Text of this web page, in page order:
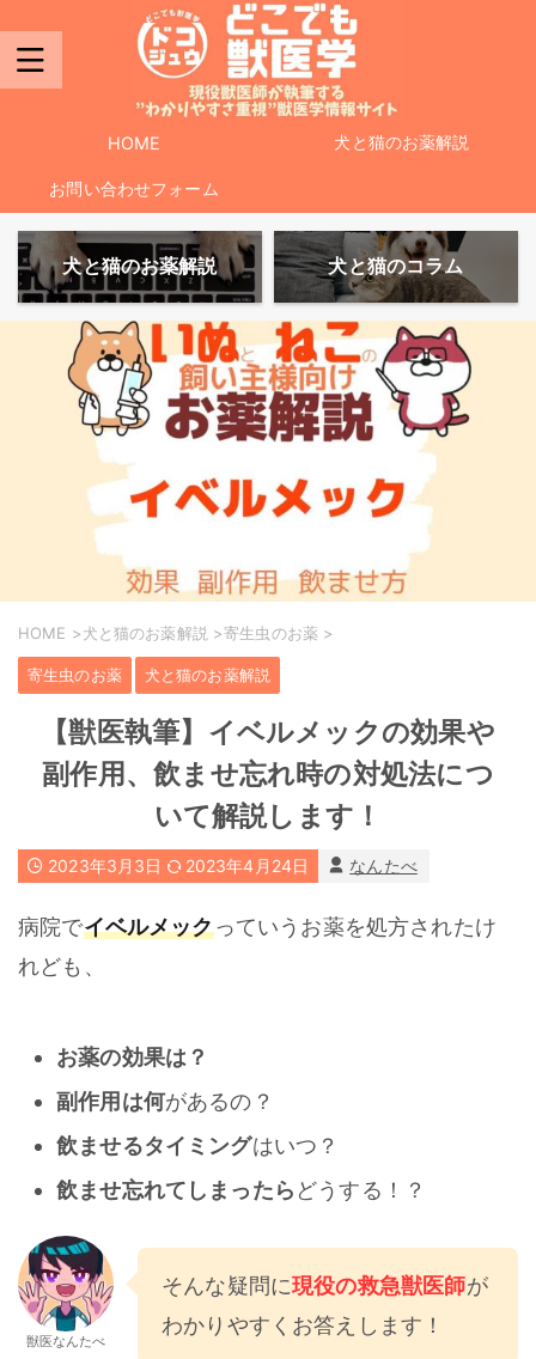
HOME 犬と猫のお薬解説
お問い合わせフォーム
犬と猫のお薬解説 犬と猫のコラム
HOME >犬と猫のお薬解説 >寄生虫のお薬 >
寄生虫のお薬 犬と猫のお薬解説
【獣医執筆】イベルメックの効果や
副作用、飲ませ忘れ時の対処法につ
いて解説します！
2023年3月3日 2023年4月24日 なんたべ
病院でイベルメックっていうお薬を処方されたけ
れども、
お薬の効果は？
副作用は何があるの？
飲ませるタイミングはいつ？
飲ませ忘れてしまったら どうする！？
獣医なんたべ
そんな疑問に現役の救急獣医師が
わかりやすくお答えします！